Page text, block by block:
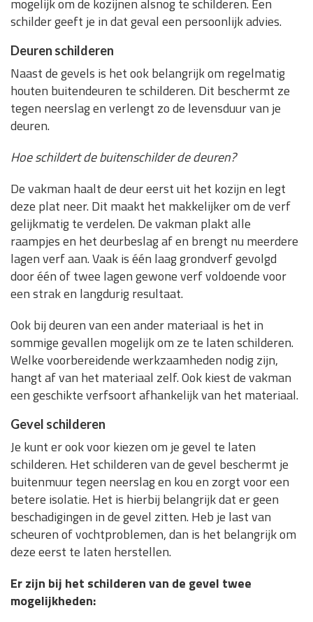
mogelijk om de kozijnen alsnog te schilderen. Een
schilder geeft je in dat geval een persoonlijk advies.
Deuren schilderen
Naast de gevels is het ook belangrijk om regelmatig
houten buitendeuren te schilderen. Dit beschermt ze
tegen neerslag en verlengt zo de levensduur van je
deuren.
Hoe schildert de buitenschilder de deuren?
De vakman haalt de deur eerst uit het kozijn en legt
deze plat neer. Dit maakt het makkelijker om de verf
gelijkmatig te verdelen. De vakman plakt alle
raampjes en het deurbeslag af en brengt nu meerdere
lagen verf aan. Vaak is één laag grondverf gevolgd
door één of twee lagen gewone verf voldoende voor
een strak en langdurig resultaat.
Ook bij deuren van een ander materiaal is het in
sommige gevallen mogelijk om ze te laten schilderen.
Welke voorbereidende werkzaamheden nodig zijn,
hangt af van het materiaal zelf. Ook kiest de vakman
een geschikte verfsoort afhankelijk van het materiaal.
Gevel schilderen
Je kunt er ook voor kiezen om je gevel te laten
schilderen. Het schilderen van de gevel beschermt je
buitenmuur tegen neerslag en kou en zorgt voor een
betere isolatie. Het is hierbij belangrijk dat er geen
beschadigingen in de gevel zitten. Heb je last van
scheuren of vochtproblemen, dan is het belangrijk om
deze eerst te laten herstellen.
Er zijn bij het schilderen van de gevel twee
mogelijkheden: